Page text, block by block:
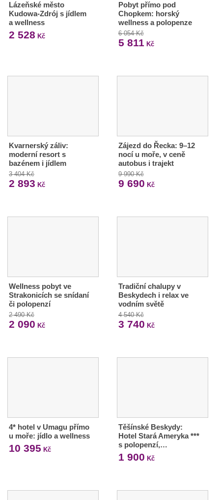
Lázeňské město
Kudowa-Zdrój s jídlem
a wellness
2 528 Kč
Pobyt přímo pod
Chopkem: horský
wellness a polopenze
6 054 Kč
5 811 Kč
Kvarnerský záliv:
moderní resort s
bazénem i jídlem
3 404 Kč
2 893 Kč
Zájezd do Řecka: 9–12
nocí u moře, v ceně
autobus i trajekt
9 990 Kč
9 690 Kč
Wellness pobyt ve
Strakonicích se snídaní
či polopenzí
2 490 Kč
2 090 Kč
Tradiční chalupy v
Beskydech i relax ve
vodním světě
4 540 Kč
3 740 Kč
4* hotel v Umagu přímo
u moře: jídlo a wellness
10 395 Kč
Těšínské Beskydy:
Hotel Stará Ameryka ***
s polopenzí,…
1 900 Kč